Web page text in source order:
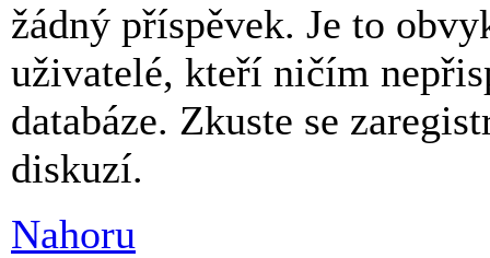
žádný příspěvek. Je to
uživatelé, kteří ničím
databáze. Zkuste se
diskuzí.
Nahoru